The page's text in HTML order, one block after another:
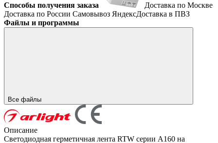
Способы получения заказа
Доставка по Москве
Доставка по России Самовывоз ЯндексДоставка в ПВЗ
Файлы и программы
Все файлы
Описание
Светодиодная герметичная лента RTW серии A160 на